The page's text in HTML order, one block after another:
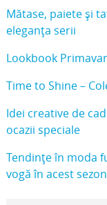
Mătase, paiete și
eleganța serii
Lookbook
Time to Shine –
Idei creative de
ocazii speciale
Tendințe în moda
vogă în acest sezon